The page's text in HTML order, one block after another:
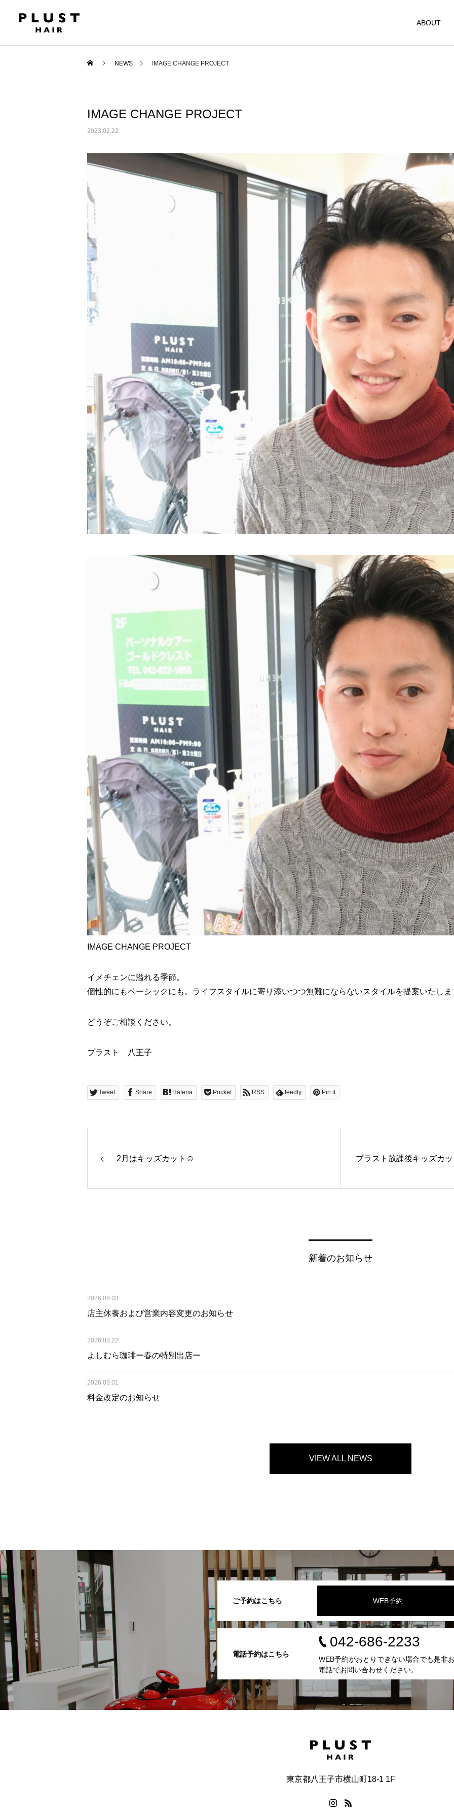
ABOUT
NEWS IMAGE CHANGE PROJECT
IMAGE CHANGE PROJECT
2023.02.22
IMAGE CHANGE PROJECT
イメチェンに溢れる季節。
個性的にもベーシックにも。ライフスタイルに寄り添いつつ無難にならないスタイルを提案いたしま
どうぞご相談ください。
プラスト 八王子
Tweet Share Hatena Pocket RSS feedly Pin it
2月はキッズカット☺︎ プラスト放課後キッズカ
新着のお知らせ
2026.08.03
店主休養および営業内容変更のお知らせ
2026.03.22
よしむら珈琲ー春の特別出店ー
2026.03.01
料金改定のお知らせ
VIEW ALL NEWS
ご予約はこちら WEB予約
電話予約はこちら
042-686-2233
WEB予約がおとりできない場合でも是非
電話でお問い合わせください。
東京都八王子市横山町18-1 1F